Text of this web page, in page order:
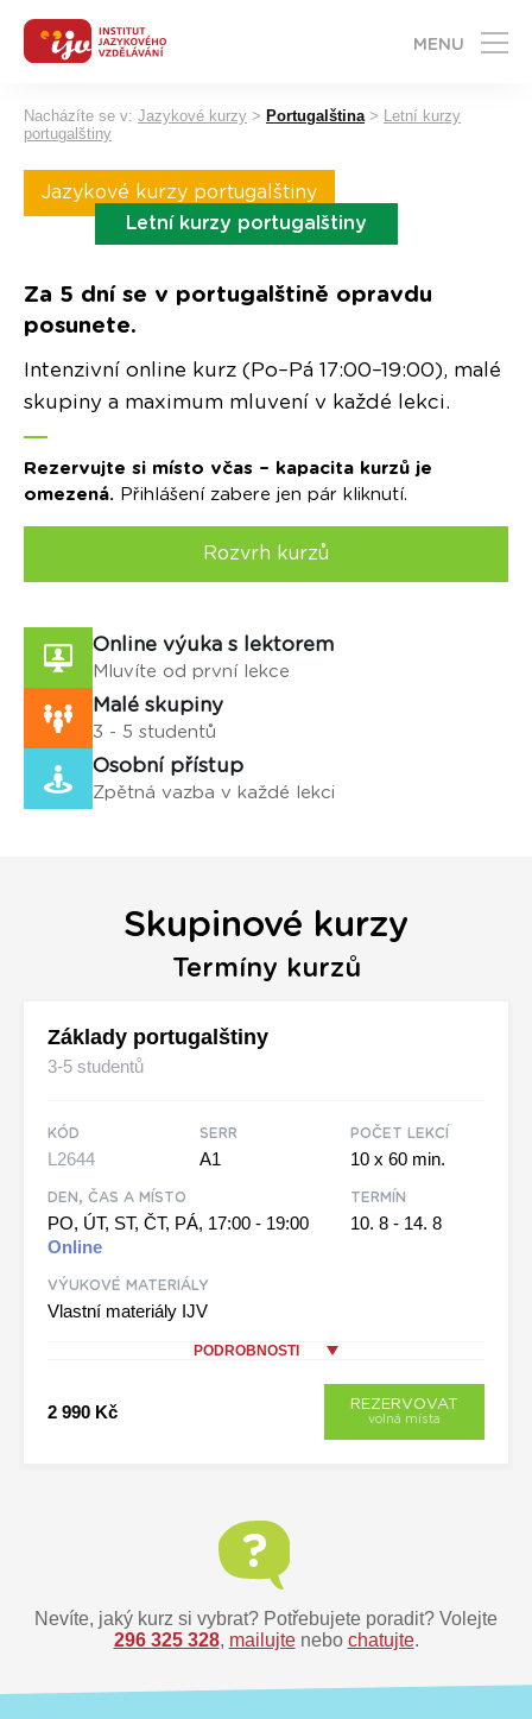
MENU
Nacházíte se v: Jazykové kurzy > Portugalština> Letní kurzy
portugalštiny
Jazykové kurzy portugalštiny
Letní kurzy portugalštiny
Za 5 dní se v portugalštině opravdu
posunete.
Intenzivní online kurz (Po–Pá 17:00–19:00), malé
skupiny a maximum mluvení v každé lekci.
Rezervujte si místo včas – kapacita kurzů je
omezená. Přihlášení zabere jen pár kliknutí.
Rozvrh kurzů
Online výuka s lektorem
Mluvíte od první lekce
Malé skupiny
3 - 5 studentů
Osobní přístup
Zpětná vazba v každé lekci
Skupinové kurzy
Termíny kurzů
Základy portugalštiny
3-5 studentů
KÓD
L2644
SERR
A1
POČET LEKCÍ
10 x 60 min.
DEN, ČAS A MÍSTO
PO, ÚT, ST, ČT, PÁ, 17:00 - 19:00
Online
TERMÍN
10. 8 - 14. 8
VÝUKOVÉ MATERIÁLY
Vlastní materiály IJV
PODROBNOSTI
2 990 Kč REZERVOVAT
volná místa
Nevíte, jaký kurz si vybrat? Potřebujete poradit? Volejte
296 325 328, mailujtenebo chatujte.